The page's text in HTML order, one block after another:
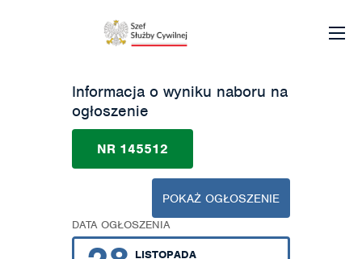
Informacja o wyniku naboru na
ogłoszenie
NR 145512
POKAŻ OGŁOSZENIE
DATA OGŁOSZENIA
LISTOPADA